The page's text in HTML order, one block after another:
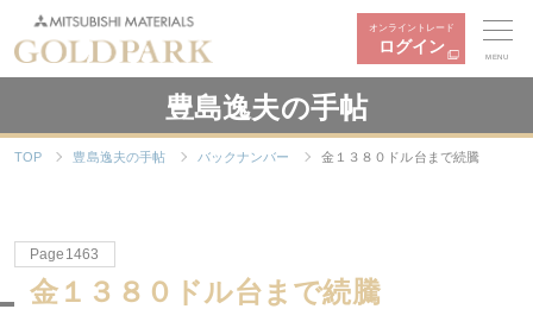
オンライントレード
ログイン
MENU
豊島逸夫の手帖
TOP 豊島逸夫の手帖 バックナンバー 金１３８０ドル台まで続騰
Page1463
金１３８０ドル台まで続騰